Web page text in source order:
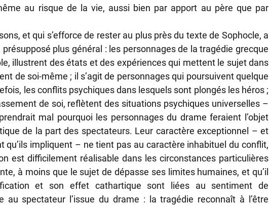
au risque de la vie, aussi bien par apport au père que par
et qui s’efforce de rester au plus près du texte de Sophocle, a
plus général : les personnages de la tragédie grecque
illustrent des états et des expériences qui mettent le sujet dans
de soi-même ; il s’agit de personnages qui poursuivent quelque
les conflits psychiques dans lesquels sont plongés les héros ;
de soi, reflètent des situations psychiques universelles –
mal pourquoi les personnages du drame feraient l’objet
de la part des spectateurs. Leur caractère exceptionnel – et
qu’ils impliquent – ne tient pas au caractère inhabituel du conflit,
est difficilement réalisable dans les circonstances particulières
à moins que le sujet de dépasse ses limites humaines, et qu’il
et son effet cathartique sont liées au sentiment de
au spectateur l’issue du drame : la tragédie reconnaît à l’être